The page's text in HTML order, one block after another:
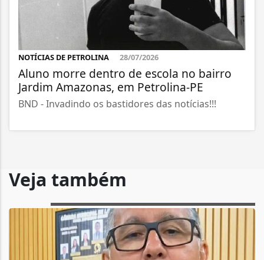
NOTÍCIAS DE PETROLINA 28/07/2026
Aluno morre dentro de escola no bairro
Jardim Amazonas, em Petrolina-PE
BND - Invadindo os bastidores das notícias!!!
Veja também